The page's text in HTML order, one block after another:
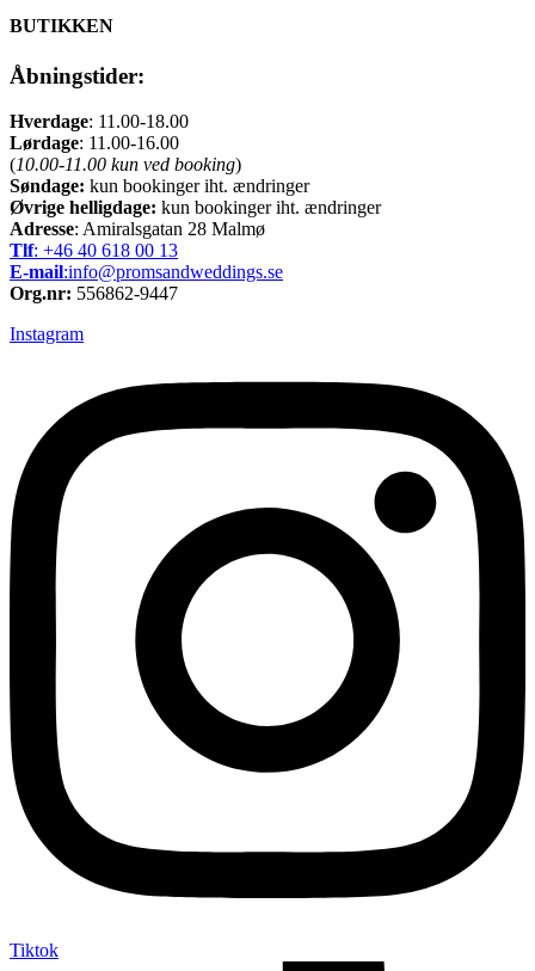
BUTIKKEN
Åbningstider:
Hverdage: 11.00-18.00
Lørdage: 11.00-16.00
(10.00-11.00 kun ved booking)
Søndage: kun bookinger iht. ændringer
Øvrige helligdage: kun bookinger iht. ændringer
Adresse: Amiralsgatan 28 Malmø
Tlf: +46 40 618 ​00 13
E-mail:info@promsandweddings.se
Org.nr: 556862-9447
Instagram
Tiktok